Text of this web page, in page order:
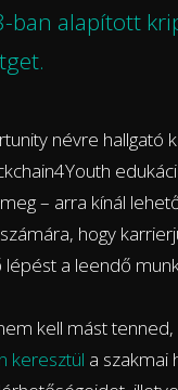
ban alapított
névre hallgató
– arra kínál
hogy
a leendő
kell mást
keresztül a szakmai